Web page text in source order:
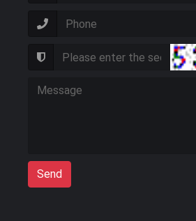
Send